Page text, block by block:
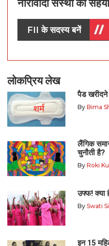
नारीवादी संस्था को
FII के सदस्य बनें
लोकप्रिय लेख
पैड खरीदने
By Bima
लैंगिक
चुनौती है?
By Roki
उफ्फ! क्या
By Swati
इन 15